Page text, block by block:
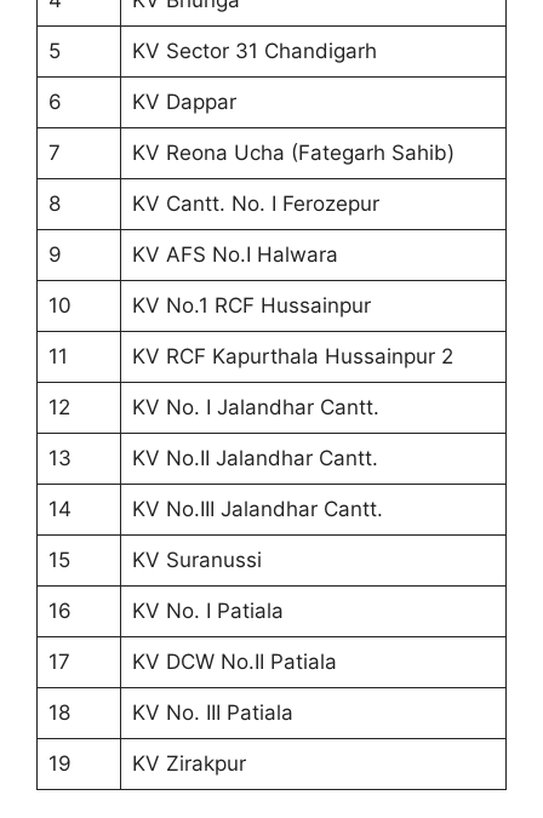
5 KV Sector 31 Chandigarh
6 KV Dappar
7 KV Reona Ucha (Fategarh Sahib)
8 KV Cantt. No. I Ferozepur
9 KV AFS No.I Halwara
10 KV No.1 RCF Hussainpur
11 KV RCF Kapurthala Hussainpur 2
12 KV No. I Jalandhar Cantt.
13 KV No.II Jalandhar Cantt.
14 KV No.III Jalandhar Cantt.
15 KV Suranussi
16 KV No. I Patiala
17 KV DCW No.II Patiala
18 KV No. III Patiala
19 KV Zirakpur